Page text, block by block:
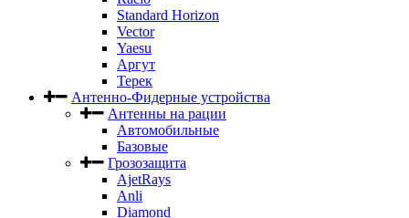
Standard Horizon
Vector
Yaesu
Аргут
Терек
Антенно-Фидерные устройства
Антенны на рации
Автомобильные
Базовые
Грозозащита
AjetRays
Anli
Diamond